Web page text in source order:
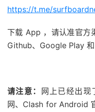
https://t.me/
下载 App ，请认准官方
Github、Google Play 和
请注意：
网上已经出
网、Clash for Android